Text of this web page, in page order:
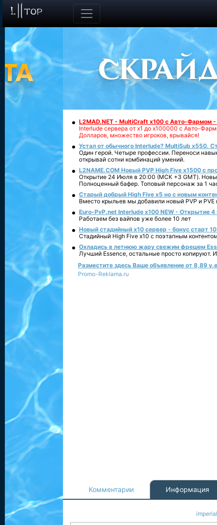
L2MAD.NET - MultiCraft x100 с Авто-Фармом
Interlude сервера от х1 до х100000 с Авто-
Долларов, множество игроков, врывайся!
Устал от обычного Interlude? MultiSub x550.
Один герой. Четыре профессии. Переноси
открывай сотни комбинаций умений.
L2NAME.COM Новый PVP High Five x1500 с
Открытие 24 Июля в 20:00 (МСК +3 GMT).
Полноценный бафер. Топовый персонаж за 1
Старый добрый High Five x5 но с новым
Вместо крыльев мы добавили новый PVP и PVE
Euro-PvP.net Interlude х100 NEW - Открытие 4
Работаем без вайпов уже более 10 лет
Новый стадийный х10 сервер - бонус старт
Стадийный High Five x10 с поэтапным
Охладись в летнюю жару свежим фрешем
Лучший Essence, остальные просто копируют.
Разместите здесь Ваше объявление от 8,89
Promo-Reklama.ru
Комментарии Информация
imperial